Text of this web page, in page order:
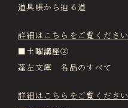
道具帳から辿る道
詳細はこちらをご覧ください
■土曜講座②
蓬左文庫 名品のすべて
詳細はこちらをご覧ください